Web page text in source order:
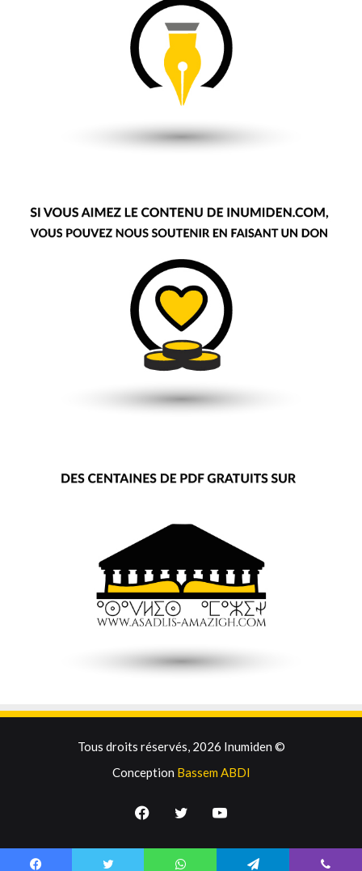
Tous droits réservés, 2026 Inumiden ©
Conception Bassem ABDI
FacebookTwitterYouTube